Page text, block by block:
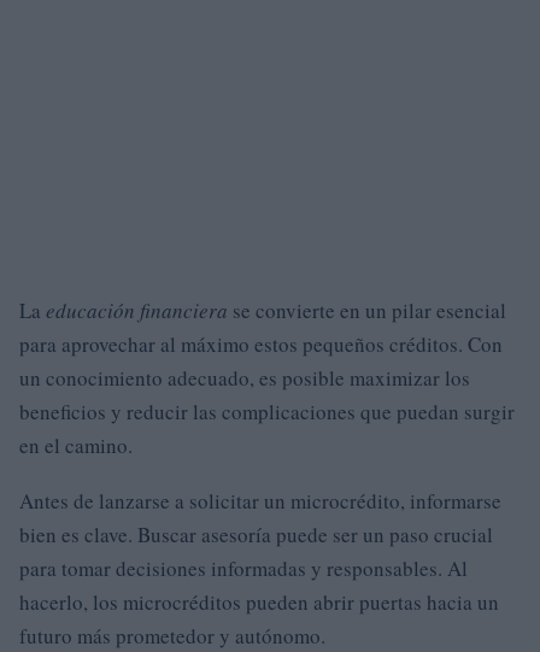
La educación financiera se convierte en un pilar esencial
para aprovechar al máximo estos pequeños créditos. Con
un conocimiento adecuado, es posible maximizar los
beneficios y reducir las complicaciones que puedan surgir
en el camino.
Antes de lanzarse a solicitar un microcrédito, informarse
bien es clave. Buscar asesoría puede ser un paso crucial
para tomar decisiones informadas y responsables. Al
hacerlo, los microcréditos pueden abrir puertas hacia un
futuro más prometedor y autónomo.